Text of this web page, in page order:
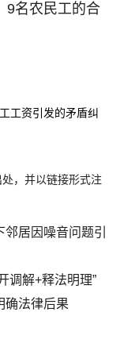
9名农民工的合
工资引发的矛盾纠
，并以链接形式注
居因噪音问题引
调解+释法明理”
确法律后果